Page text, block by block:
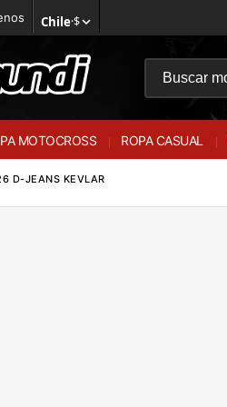
Chile·$
MOTOCROSS ROPA CASUAL
D-JEANS KEVLAR